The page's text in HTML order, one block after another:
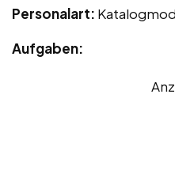
Personalart:
Aufgaben: